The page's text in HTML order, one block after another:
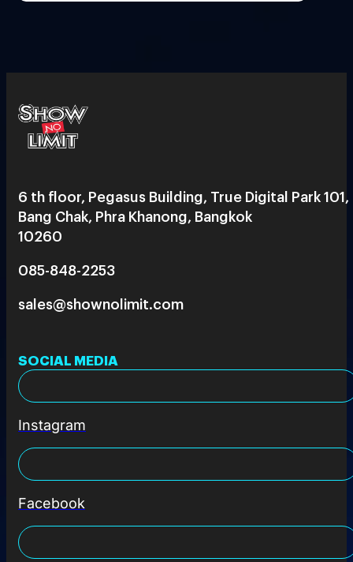
6 th floor, Pegasus Building, True Digital Park 101,
Bang Chak, Phra Khanong, Bangkok
10260
085-848-2253
sales@shownolimit.com
SOCIAL MEDIA
Instagram
Facebook